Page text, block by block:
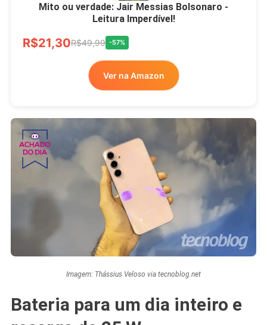
Mito ou verdade: Jair Messias Bolsonaro -
Leitura Imperdível!
R$21,30R$49,99 -57%
Ver na Amazon
Imagem: Thássius Veloso via tecnoblog.net
Bateria para um dia inteiro e